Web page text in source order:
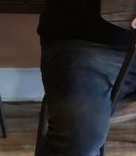
Videa
Sledujte prima+
Přihlášení